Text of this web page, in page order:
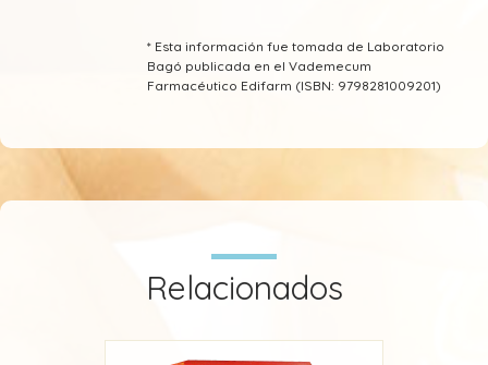
* Esta información fue tomada de Laboratorio
Bagó publicada en el Vademecum
Farmacéutico Edifarm (ISBN: 9798281009201)
Relacionados